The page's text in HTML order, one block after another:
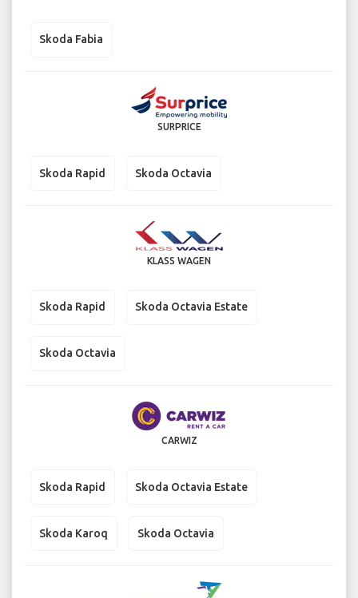
Skoda Fabia
SURPRICE
Skoda Rapid Skoda Octavia
KLASS WAGEN
Skoda Rapid Skoda Octavia Estate
Skoda Octavia
CARWIZ
Skoda Rapid Skoda Octavia Estate
Skoda Karoq Skoda Octavia